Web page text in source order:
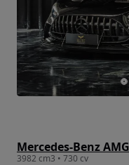
Mercedes-Benz
3982 cm3 • 730 cv